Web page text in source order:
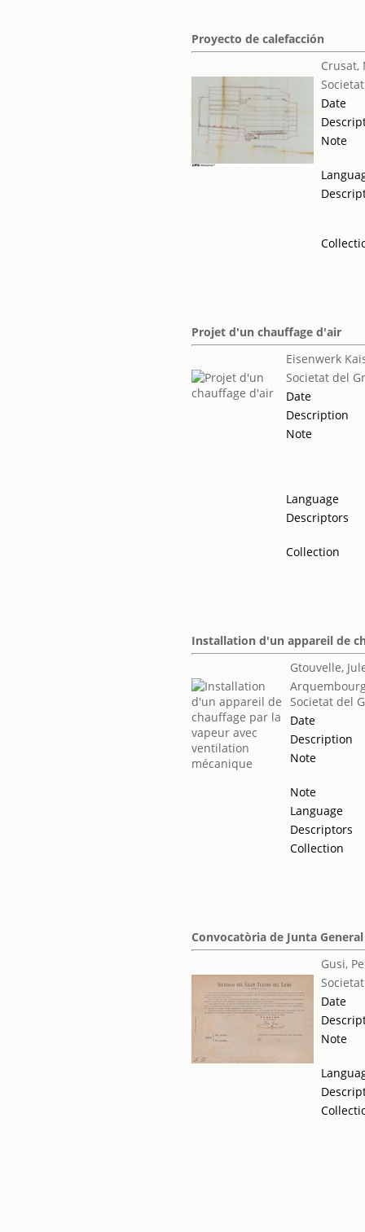
Proyecto de calefacción
Crusat,
Date
Note
Projet d'un chauffage d'air
Eisenwerk
Societat del
Date
Description
Note
Language
Descriptors
Collection
Installation d'un appareil de
Gtouvelle,
Societat del
Date
Description
Note
Note
Language
Descriptors
Collection
Convocatòria de Junta
Gusi,
Date
Note